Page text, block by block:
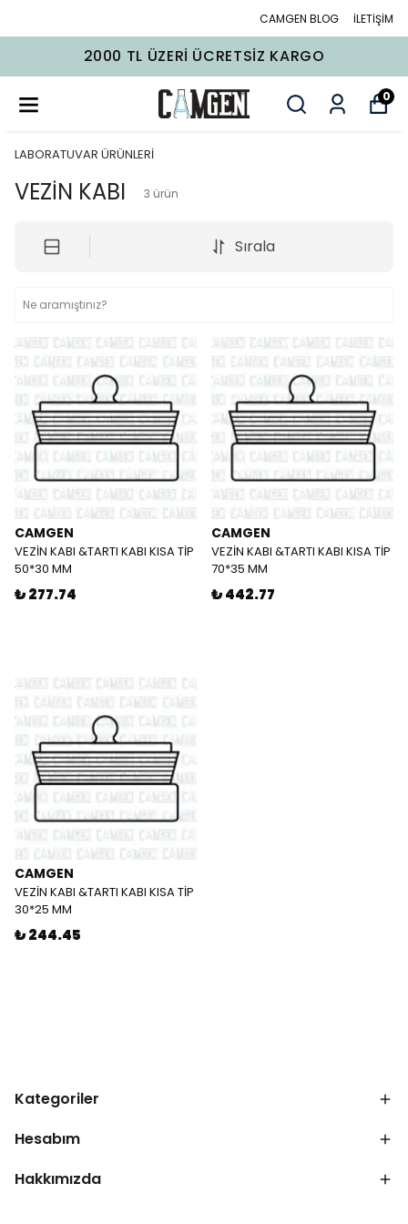
CAMGEN BLOG İLETİŞİM
2000 TL ÜZERI ÜCRETSIZ KARGO
0
LABORATUVAR ÜRÜNLERİ
VEZİN KABI 3 ürün
Sırala
CAMGEN
VEZİN KABI &TARTI KABI KISA TİP
50*30 MM
₺ 277.74
CAMGEN
VEZİN KABI &TARTI KABI KISA TİP
70*35 MM
₺ 442.77
CAMGEN
VEZİN KABI &TARTI KABI KISA TİP
30*25 MM
₺ 244.45
Kategoriler
Hesabım
Hakkımızda